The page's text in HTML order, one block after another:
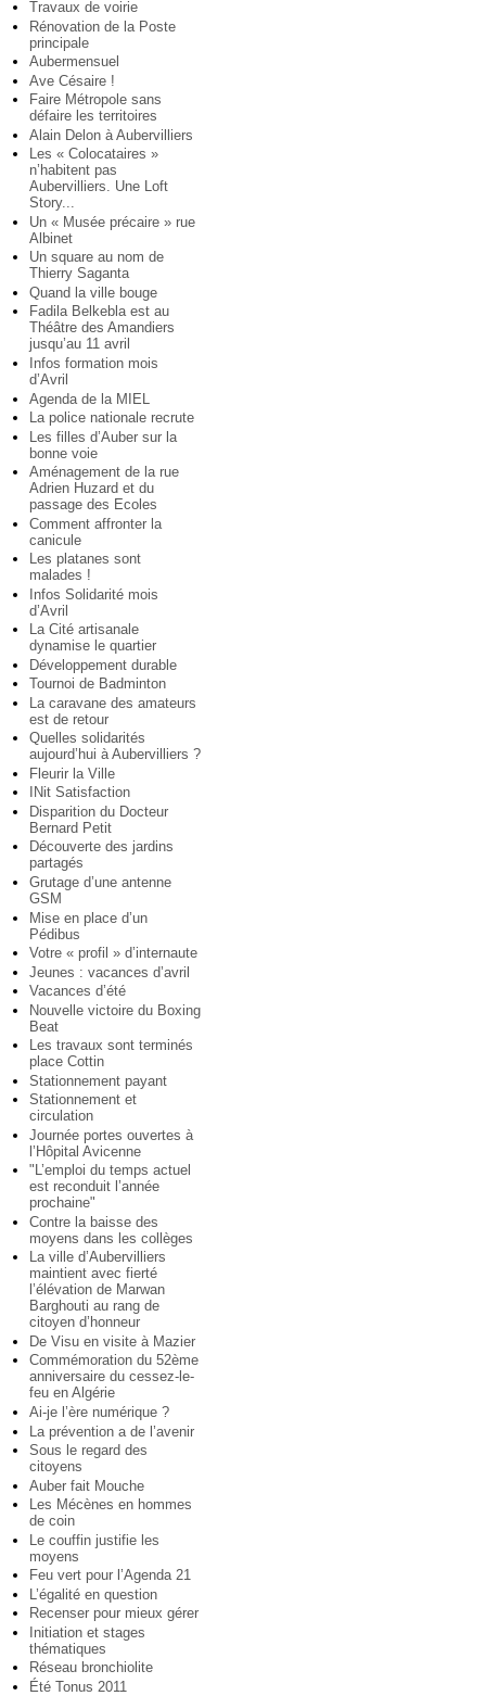
Travaux de voirie
Rénovation de la Poste
principale
Aubermensuel
Ave Césaire !
Faire Métropole sans
défaire les territoires
Alain Delon à Aubervilliers
Les « Colocataires »
n’habitent pas
Aubervilliers. Une Loft
Story...
Un « Musée précaire » rue
Albinet
Un square au nom de
Thierry Saganta
Quand la ville bouge
Fadila Belkebla est au
Théâtre des Amandiers
jusqu’au 11 avril
Infos formation mois
d’Avril
Agenda de la MIEL
La police nationale recrute
Les filles d’Auber sur la
bonne voie
Aménagement de la rue
Adrien Huzard et du
passage des Ecoles
Comment affronter la
canicule
Les platanes sont
malades !
Infos Solidarité mois
d’Avril
La Cité artisanale
dynamise le quartier
Développement durable
Tournoi de Badminton
La caravane des amateurs
est de retour
Quelles solidarités
aujourd’hui à Aubervilliers ?
Fleurir la Ville
INit Satisfaction
Disparition du Docteur
Bernard Petit
Découverte des jardins
partagés
Grutage d’une antenne
GSM
Mise en place d’un
Pédibus
Votre « profil » d’internaute
Jeunes : vacances d’avril
Vacances d’été
Nouvelle victoire du Boxing
Beat
Les travaux sont terminés
place Cottin
Stationnement payant
Stationnement et
circulation
Journée portes ouvertes à
l’Hôpital Avicenne
"L’emploi du temps actuel
est reconduit l’année
prochaine"
Contre la baisse des
moyens dans les collèges
La ville d’Aubervilliers
maintient avec fierté
l’élévation de Marwan
Barghouti au rang de
citoyen d’honneur
De Visu en visite à Mazier
Commémoration du 52ème
anniversaire du cessez-le-
feu en Algérie
Ai-je l’ère numérique ?
La prévention a de l’avenir
Sous le regard des
citoyens
Auber fait Mouche
Les Mécènes en hommes
de coin
Le couffin justifie les
moyens
Feu vert pour l’Agenda 21
L’égalité en question
Recenser pour mieux gérer
Initiation et stages
thématiques
Réseau bronchiolite
Été Tonus 2011